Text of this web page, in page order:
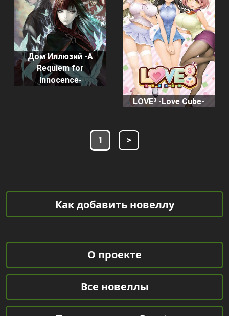
Дом Иллюзий -A
Requiem for
Innocence-
LOVE³ -Love Cube-
1 >
Как добавить новеллу
О проекте
Все новеллы